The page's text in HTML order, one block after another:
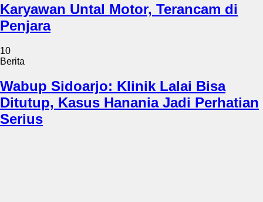
Karyawan Untal Motor, Terancam di
Penjara
10
Berita
Wabup Sidoarjo: Klinik Lalai Bisa
Ditutup, Kasus Hanania Jadi Perhatian
Serius